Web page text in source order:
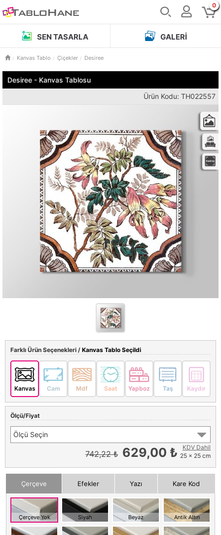
0
SEN TASARLA GALERI
Kanvas Tablo Çiçekler Desiree
Desiree - Kanvas Tablosu
Ürün Kodu: TH022557
Farklı Ürün Seçenekleri / Kanvas Tablo Seçildi
Kanvas Cam Mdf Saat Yapboz Taş Kaydır
Ölçü/Fiyat
Ölçü Seçin
742,22 ₺ 629,00 ₺
KDV Dahil
25 x 25 cm
Çerçeve Efekler Yazı Kare Kod
Çerçeve Yok Siyah Beyaz Antik Altın